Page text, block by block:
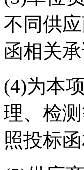
不同供
函相关
(4)为本
理、检
照投标